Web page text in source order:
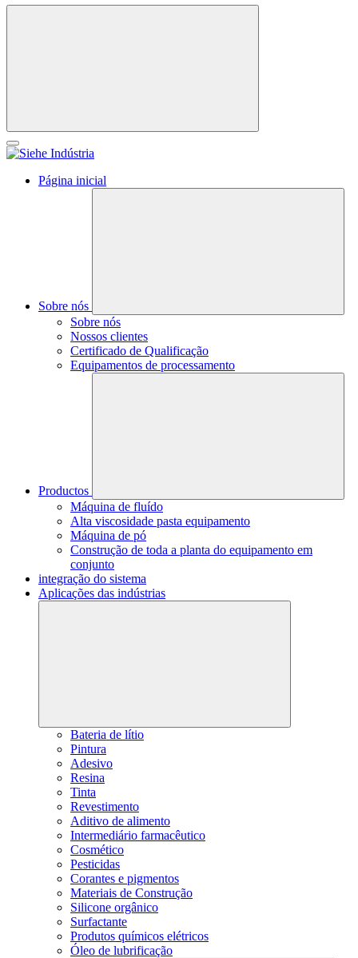
Página inicial
Sobre nós
Sobre nós
Nossos clientes
Certificado de Qualificação
Equipamentos de processamento
Productos
Máquina de fluído
Alta viscosidade pasta equipamento
Máquina de pó
Construção de toda a planta do equipamento em
conjunto
integração do sistema
Aplicações das indústrias
Bateria de lítio
Pintura
Adesivo
Resina
Tinta
Revestimento
Aditivo de alimento
Intermediário farmacêutico
Cosmético
Pesticidas
Corantes e pigmentos
Materiais de Construção
Silicone orgânico
Surfactante
Produtos químicos elétricos
Óleo de lubrificação